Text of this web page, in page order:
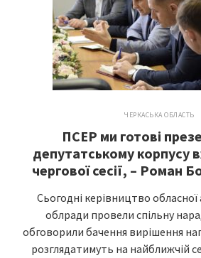
ЧЕРКАСЬКА ОБЛАСТЬ
ПСЕР ми готові
депутатському корпусу
чергової сесії, – Роман
Сьогодні керівництво обласної
облради провели спільну
обговорили бачення вирішення
розглядатимуть на найближчій